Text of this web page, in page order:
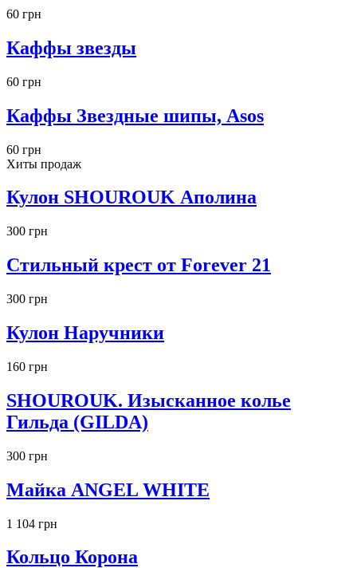
60 грн
Каффы звезды
60 грн
Каффы Звездные шипы, Asos
60 грн
Хиты продаж
Кулон SHOUROUK Аполина
300 грн
Стильный крест от Forever 21
300 грн
Кулон Наручники
160 грн
SHOUROUK. Изысканное колье
Гильда (GILDA)
300 грн
Майка ANGEL WHITE
1 104 грн
Кольцо Корона